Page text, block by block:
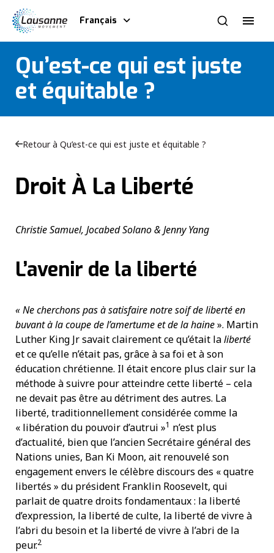
Français
Qu’est-ce qui est juste
et équitable ?
Retour à Qu’est-ce qui est juste et équitable ?
Droit À La Liberté
Christie Samuel, Jocabed Solano & Jenny Yang
L’avenir de la liberté
« Ne cherchons pas à satisfaire notre soif de liberté en
buvant à la coupe de l’amertume et de la haine». Martin
Luther King Jr savait clairement ce qu’était laliberté
et ce qu’elle n’était pas, grâce à sa foi et à son
éducation chrétienne. Il était encore plus clair sur la
méthode à suivre pour atteindre cette liberté – cela
ne devait pas être au détriment des autres. La
liberté, traditionnellement considérée comme la
« libération du pouvoir d’autrui »1 n’est plus
d’actualité, bien que l’ancien Secrétaire général des
Nations unies, Ban Ki Moon, ait renouvelé son
engagement envers le célèbre discours des « quatre
libertés » du président Franklin Roosevelt, qui
parlait de quatre droits fondamentaux : la liberté
d’expression, la liberté de culte, la liberté de vivre à
l’abri du besoin et la liberté de vivre à l’abri de la
peur.2